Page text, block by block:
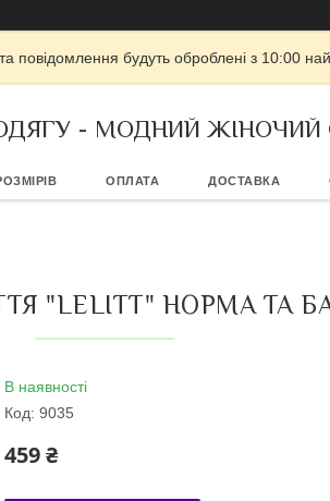
повідомлення будуть оброблені з 10:00
- МОДНИЙ ЖІНОЧИЙ
ОПЛАТА ДОСТАВКА
"LELITT" НОРМА ТА
В наявності
Код: 9035
459 ₴